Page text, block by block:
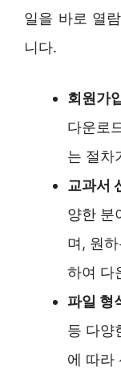
일을 바로 열
니다.
회원가
다운로
는 절차
교과서
양한 분
며, 원
하여 다
파일 형
등 다양
에 따라